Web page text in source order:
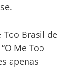
Too Brasil de
Me Too
apenas